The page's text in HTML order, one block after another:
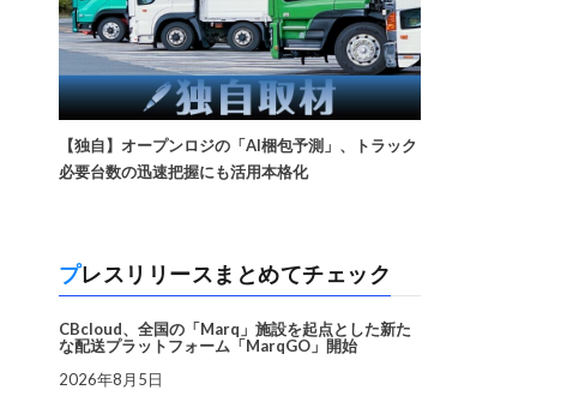
【独自】オープンロジの「AI梱包予測」、トラック
必要台数の迅速把握にも活用本格化
プレスリリースまとめてチェック
CBcloud、全国の「Marq」施設を起点とした新た
な配送プラットフォーム「MarqGO」開始
2026年8月5日